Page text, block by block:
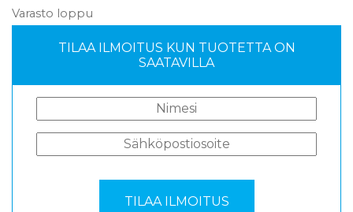
Varasto loppu
TILAA ILMOITUS KUN TUOTETTA ON
SAATAVILLA